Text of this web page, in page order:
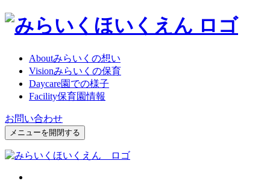
Aboutみらいくの想い
Visionみらいくの保育
Daycare園での様子
Facility保育園情報
お問い合わせ
メニューを開閉する